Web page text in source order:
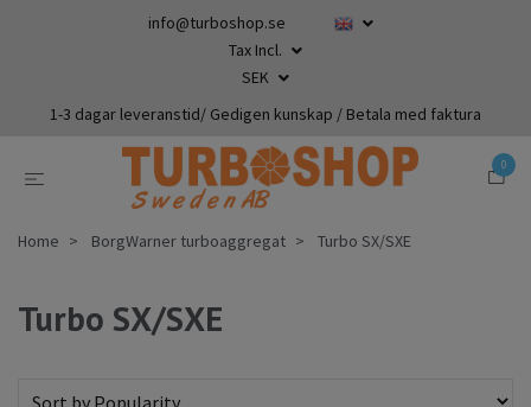
info@turboshop.se
Tax Incl.
SEK
1-3 dagar leveranstid/ Gedigen kunskap / Betala med faktura
0
Home BorgWarner turboaggregat Turbo SX/SXE
Turbo SX/SXE